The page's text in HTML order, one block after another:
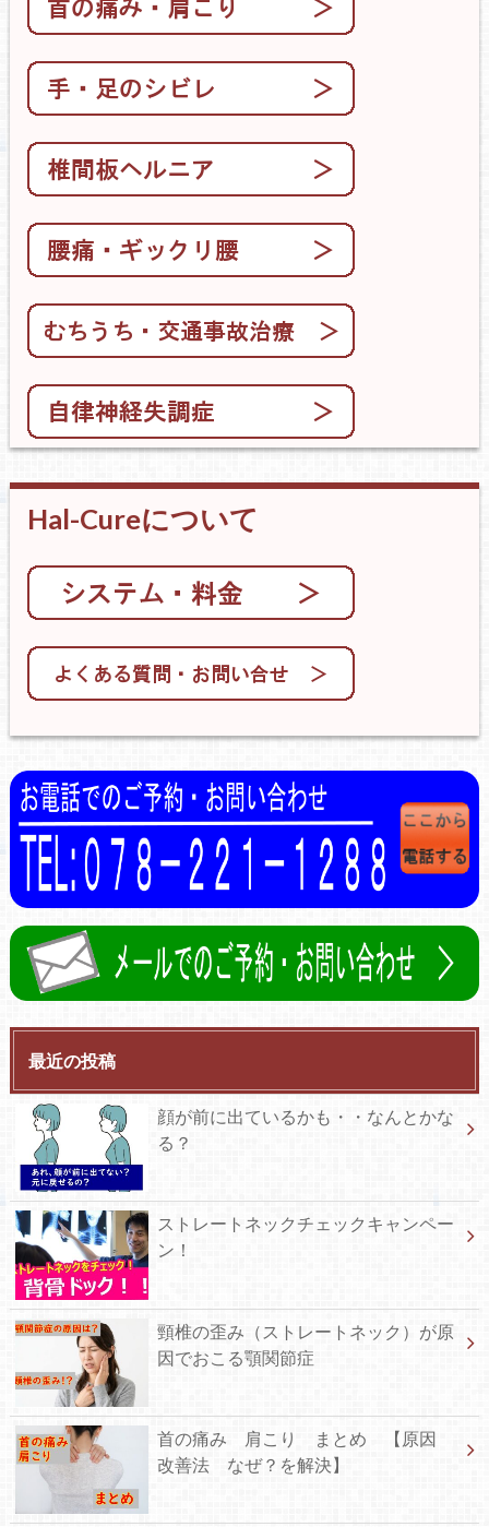
Hal-Cureについて
最近の投稿
顔が前に出ているかも・・なんとかな
る？
ストレートネックチェックキャンペー
ン！
頸椎の歪み（ストレートネック）が原
因でおこる顎関節症
首の痛み 肩こり まとめ 【原因
改善法 なぜ？を解決】